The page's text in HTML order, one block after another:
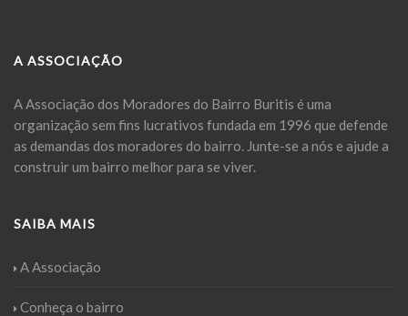
A ASSOCIAÇÃO
A Associação dos Moradores do Bairro Buritis é uma
organização sem fins lucrativos fundada em 1996 que defende
as demandas dos moradores do bairro. Junte-se a nós e ajude a
construir um bairro melhor para se viver.
SAIBA MAIS
A Associação
Conheça o bairro